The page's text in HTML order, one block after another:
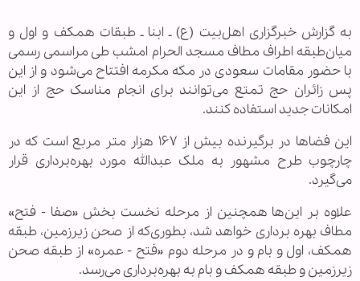
به گزارش خبرگزاری اهل‌بیت (ع) ـ ابنا ـ طبقات همکف و اول و
میان‌طبقه اطراف مطاف مسجد الحرام امشب طی مراسمی رسمی
با حضور مقامات سعودی در مکه مکرمه افتتاح می‌شود و از این
پس زائران حج تمتع می‌توانند برای انجام مناسک حج از این
امکانات جدید استفاده کنند.
این فضا‌ها در برگیرنده بیش از ۱۶۷ هزار متر مربع است که در
چارچوب طرح مشهور به ملک عبدالله مورد بهره‌برداری قرار
می‌گیرد.
علاوه بر این‌ها همچنین از مرحله نخست بخش «صفا - فتح»
مطاف بهره برداری خواهد شد، بطوری‌که از صحن زیرزمین، طبقه
همکف، اول و بام و در مرحله دوم «فتح - عمره» از طبقه صحن
زیرزمین و طبقه همکف و بام به بهره‌برداری می‌رسد.